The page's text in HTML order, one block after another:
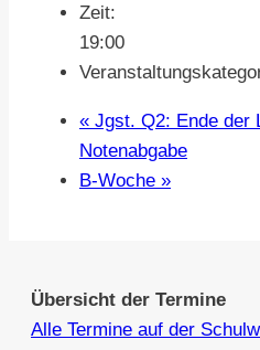
Zeit:
19:00
« Jgst. Q2: Ende der
Notenabgabe
B-Woche »
Übersicht der Termine
Alle Termine auf der